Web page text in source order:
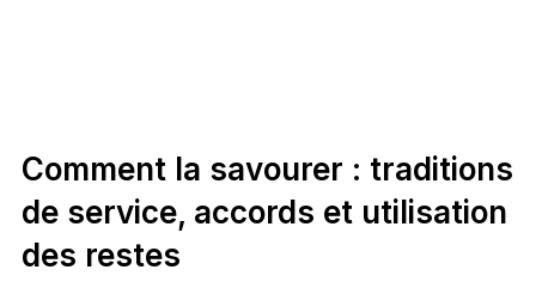
Comment la savourer : traditions
de service, accords et utilisation
des restes